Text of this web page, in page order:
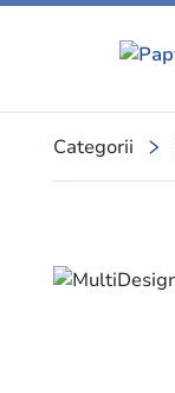
Categorii
Slide 1 of 1